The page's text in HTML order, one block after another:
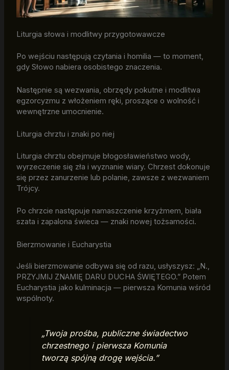
Liturgia słowa i modlitwy przygotowawcze
Po wejściu następują czytania i homilia — to moment,
gdy Słowo nabiera osobistego znaczenia.
Następnie są wezwania, obrzędy pokutne i modlitwa
egzorcyzmu z włożeniem ręki, proszące o wolność i
wewnętrzne umocnienie.
Liturgia chrztu i znaki po niej
Liturgia chrztu obejmuje błogosławieństwo wody,
wyrzeczenie się zła i wyznanie wiary. Chrzest dokonuje
się przez zanurzenie lub polanie, zawsze z wezwaniem
Trójcy.
Po chrzcie następuje namaszczenie krzyżmem, biała
szata i zapalona świeca — znaki nowej tożsamości.
Bierzmowanie i Eucharystia
Jeśli bierzmowanie odbywa się od razu, usłyszysz: „N.,
PRZYJMIJ ZNAMIĘ DARU DUCHA ŚWIĘTEGO.” Potem
Eucharystia jako kulminacja — pierwsza Komunia wśród
wspólnoty.
„Twoja prośba, publiczne świadectwo
chrzestnego i pierwsza Komunia
tworzą spójną drogę wejścia.”